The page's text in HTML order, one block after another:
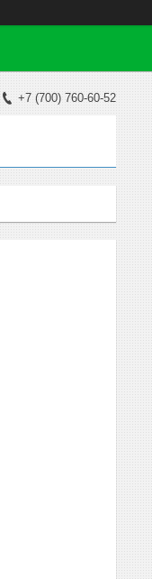
+7 (700) 760-60-52